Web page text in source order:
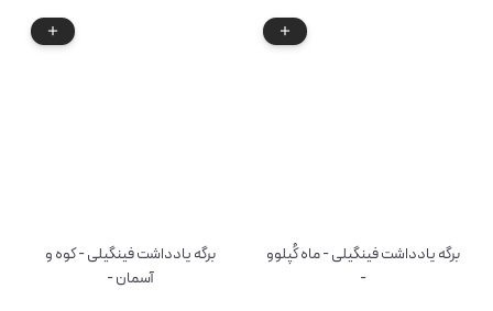
برگه یادداشت فینگیلی - ماه کُپلوو
-
برگه یادداشت فینگیلی - کوه و
آسمان -